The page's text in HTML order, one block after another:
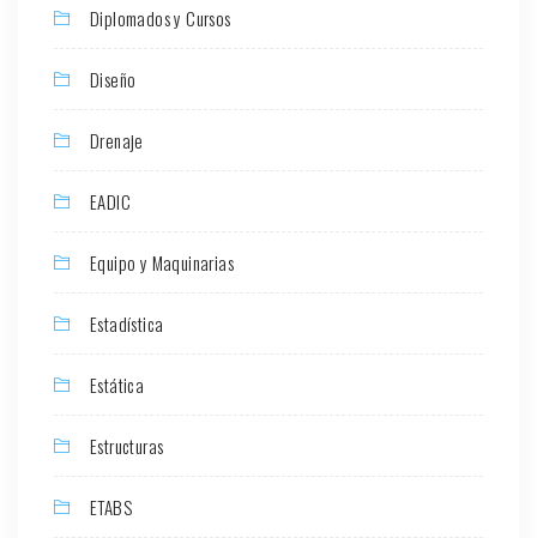
Diplomados y Cursos
Diseño
Drenaje
EADIC
Equipo y Maquinarias
Estadística
Estática
Estructuras
ETABS